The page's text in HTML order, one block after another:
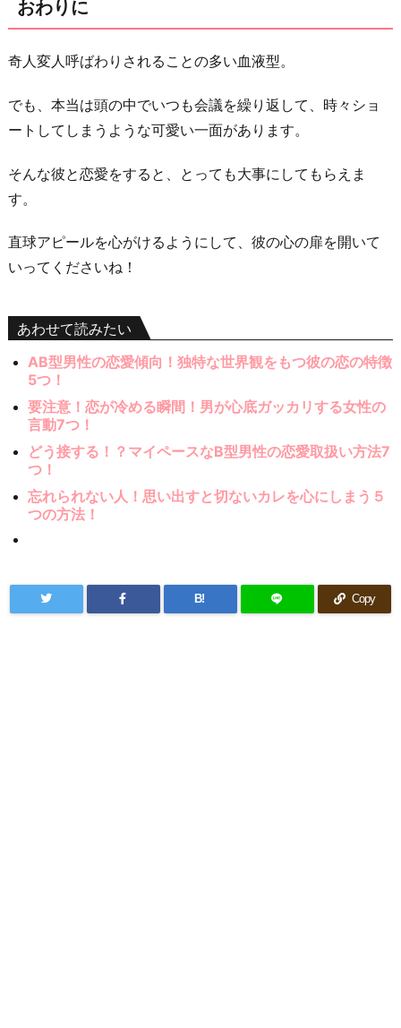
おわりに
奇人変人呼ばわりされることの多い血液型。
でも、本当は頭の中でいつも会議を繰り返して、時々ショ
ートしてしまうような可愛い一面があります。
そんな彼と恋愛をすると、とっても大事にしてもらえま
す。
直球アピールを心がけるようにして、彼の心の扉を開いて
いってくださいね！
あわせて読みたい
AB型男性の恋愛傾向！独特な世界観をもつ彼の恋の特徴
5つ！
要注意！恋が冷める瞬間！男が心底ガッカリする女性の
言動7つ！
どう接する！？マイペースなB型男性の恋愛取扱い方法7
つ！
忘れられない人！思い出すと切ないカレを心にしまう５
つの方法！
B! Copy